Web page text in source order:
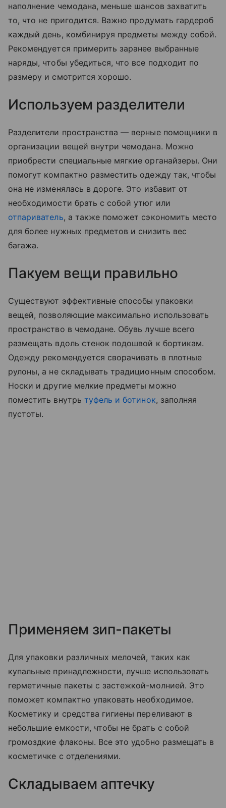
наполнение чемодана, меньше шансов захватить
то, что не пригодится. Важно продумать гардероб
каждый день, комбинируя предметы между собой.
Рекомендуется примерить заранее выбранные
наряды, чтобы убедиться, что все подходит по
размеру и смотрится хорошо.
Используем разделители
Разделители пространства — верные помощники в
организации вещей внутри чемодана. Можно
приобрести специальные мягкие органайзеры. Они
помогут компактно разместить одежду так, чтобы
она не изменялась в дороге. Это избавит от
необходимости брать с собой утюг или
отпариватель, а также поможет сэкономить место
для более нужных предметов и снизить вес
багажа.
Пакуем вещи правильно
Существуют эффективные способы упаковки
вещей, позволяющие максимально использовать
пространство в чемодане. Обувь лучше всего
размещать вдоль стенок подошвой к бортикам.
Одежду рекомендуется сворачивать в плотные
рулоны, а не складывать традиционным способом.
Носки и другие мелкие предметы можно
поместить внутрь туфель и ботинок, заполняя
пустоты.
Применяем зип-пакеты
Для упаковки различных мелочей, таких как
купальные принадлежности, лучше использовать
герметичные пакеты с застежкой-молнией. Это
поможет компактно упаковать необходимое.
Косметику и средства гигиены переливают в
небольшие емкости, чтобы не брать с собой
громоздкие флаконы. Все это удобно размещать в
косметичке с отделениями.
Складываем аптечку